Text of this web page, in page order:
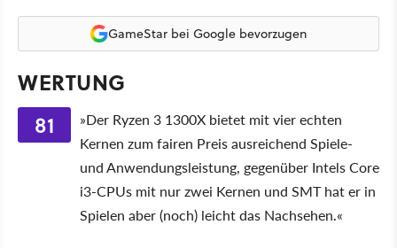
GameStar bei Google bevorzugen
WERTUNG
81
»Der Ryzen 3 1300X bietet mit vier echten
Kernen zum fairen Preis ausreichend Spiele-
und Anwendungsleistung, gegenüber Intels Core
i3-CPUs mit nur zwei Kernen und SMT hat er in
Spielen aber (noch) leicht das Nachsehen.«